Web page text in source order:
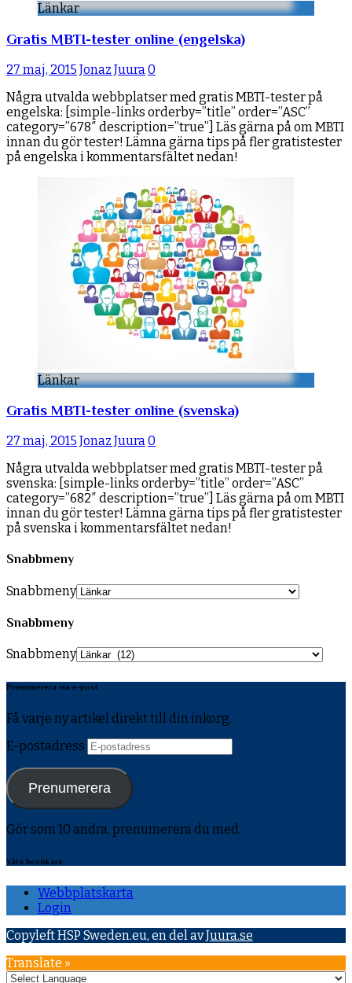
Länkar
Gratis MBTI-tester online (engelska)
27 maj, 2015 Jonaz Juura 0
Några utvalda webbplatser med gratis MBTI-tester på
engelska: [simple-links orderby=”title” order=”ASC”
category=”678″ description=”true”] Läs gärna på om MBTI
innan du gör tester! Lämna gärna tips på fler gratistester
på engelska i kommentarsfältet nedan!
Länkar
Gratis MBTI-tester online (svenska)
27 maj, 2015 Jonaz Juura0
Några utvalda webbplatser med gratis MBTI-tester på
svenska: [simple-links orderby=”title” order=”ASC”
category=”682″ description=”true”] Läs gärna på om MBTI
innan du gör tester! Lämna gärna tips på fler gratistester
på svenska i kommentarsfältet nedan!
Snabbmeny
Snabbmeny
Snabbmeny
Snabbmeny
Prenumerera via e-post
Få varje ny artikel direkt till din inkorg.
E-postadress
Prenumerera
Gör som 10 andra, prenumerera du med.
Våra besökare
Webbplatskarta
Login
Copyleft HSP Sweden.eu, en del avJuura.se
Translate »